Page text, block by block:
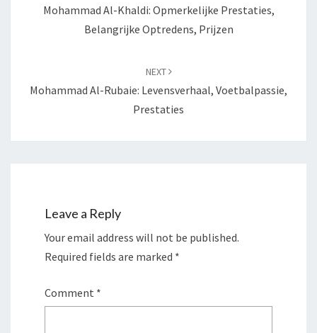
Mohammad Al-Khaldi: Opmerkelijke Prestaties,
Belangrijke Optredens, Prijzen
NEXT
Mohammad Al-Rubaie: Levensverhaal, Voetbalpassie,
Prestaties
Leave a Reply
Your email address will not be published.
Required fields are marked *
Comment *